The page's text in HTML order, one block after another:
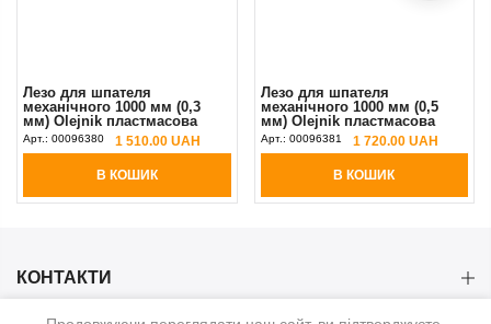
Лезо для шпателя
механічного 1000 мм (0,3
мм) Olejnik пластмасова
ручка
Арт.: 00096380 1 510.00 UAH
В КОШИК
Лезо для шпателя
механічного 1000 мм (0,5
мм) Olejnik пластмасова
ручка
Арт.: 00096381 1 720.00 UAH
В КОШИК
КОНТАКТИ